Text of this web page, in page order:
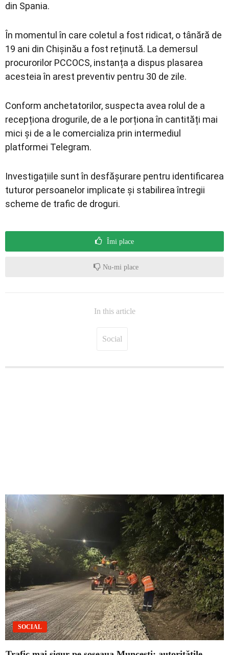
din Spania.
În momentul în care coletul a fost ridicat, o tânără de
19 ani din Chișinău a fost reținută. La demersul
procurorilor PCCOCS, instanța a dispus plasarea
acesteia în arest preventiv pentru 30 de zile.
Conform anchetatorilor, suspecta avea rolul de a
recepționa drogurile, de a le porționa în cantități mai
mici și de a le comercializa prin intermediul
platformei Telegram.
Investigațiile sunt în desfășurare pentru identificarea
tuturor persoanelor implicate și stabilirea întregii
scheme de trafic de droguri.
Îmi place
Nu-mi place
In this article
Social
SOCIAL